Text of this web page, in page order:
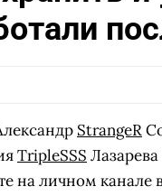
StrangeR
TripleSSS Лазарева
на личном